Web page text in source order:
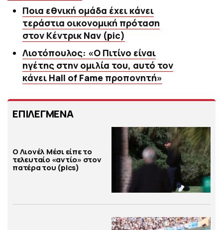
Ποια εθνική ομάδα έχει κάνει
τεράστια οικονομική πρόταση
στον Κέντρικ Ναν (pic)
Λιοτόπουλος: «Ο Πιτίνο είναι
ηγέτης στην ομιλία του, αυτό τον
κάνει Hall of Fame προπονητή»
ΕΠΙΛΕΓΜΕΝΑ
Ο Λιονέλ Μέσι είπε το
τελευταίο «αντίο» στον
πατέρα του (pics)